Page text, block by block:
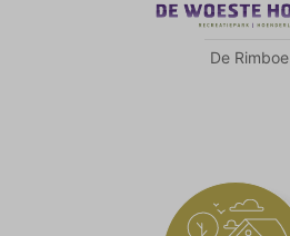
De Rimboe